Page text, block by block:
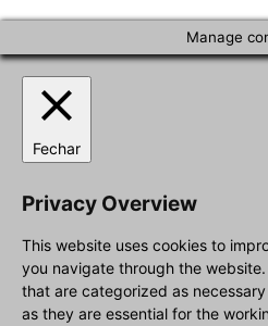
Manage
Fechar
Privacy Overview
This website uses cookies to
you navigate through the
that are categorized as
as they are essential for the